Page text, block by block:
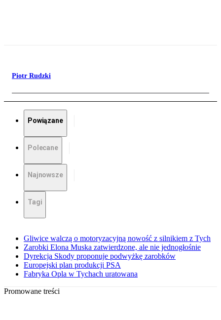
Piotr Rudzki
Powiązane
Polecane
Najnowsze
Tagi
Gliwice walczą o motoryzacyjną nowość z silnikiem z Tych
Zarobki Elona Muska zatwierdzone, ale nie jednogłośnie
Dyrekcja Skody proponuje podwyżkę zarobków
Europejski plan produkcji PSA
Fabryka Opla w Tychach uratowana
Promowane treści